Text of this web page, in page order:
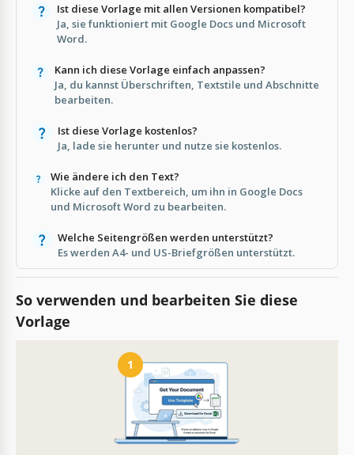
Ist diese Vorlage mit allen Versionen kompatibel?
Ja, sie funktioniert mit Google Docs und Microsoft
Word.
Kann ich diese Vorlage einfach anpassen?
Ja, du kannst Überschriften, Textstile und Abschnitte
bearbeiten.
Ist diese Vorlage kostenlos?
Ja, lade sie herunter und nutze sie kostenlos.
Wie ändere ich den Text?
Klicke auf den Textbereich, um ihn in Google Docs
und Microsoft Word zu bearbeiten.
Welche Seitengrößen werden unterstützt?
Es werden A4- und US-Briefgrößen unterstützt.
So verwenden und bearbeiten Sie diese
Vorlage
1